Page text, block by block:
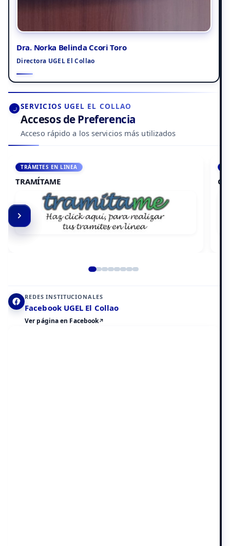
Dra. Norka Belinda Ccori Toro
Directora UGEL El Collao
SERVICIOS UGEL EL COLLAO
Accesos de Preferencia
Acceso rápido a los servicios más utilizados
ACCEDE A AULA VIRTUAL
CAMPUS VIRTUAL
REDES INSTITUCIONALES
Facebook UGEL El Collao
Ver página en Facebook